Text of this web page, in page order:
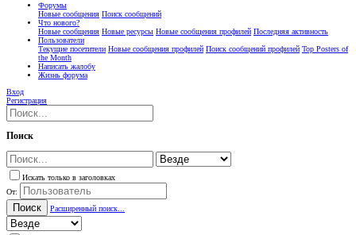
Форумы
Новые сообщения Поиск сообщений
Что нового?
Новые сообщения Новые ресурсы Новые сообщения профилей Последняя активность
Пользователи
Текущие посетители Новые сообщения профилей Поиск сообщений профилей Top Posters of
the Month
Написать жалобу
Жизнь форума
Вход
Регистрация
Поиск
Искать только в заголовках
От:
Поиск Расширенный поиск...